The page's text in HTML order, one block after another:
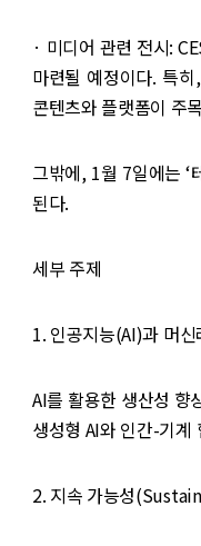
· 미디어 관련 전시:
마련될 예정이다. 특
콘텐츠와 플랫폼이 주
그밖에, 1월 7일에는 ‘
된다.
세부 주제
1. 인공지능(AI)과 머신
AI를 활용한 생산성 향
생성형 AI와 인간-기계
2. 지속 가능성